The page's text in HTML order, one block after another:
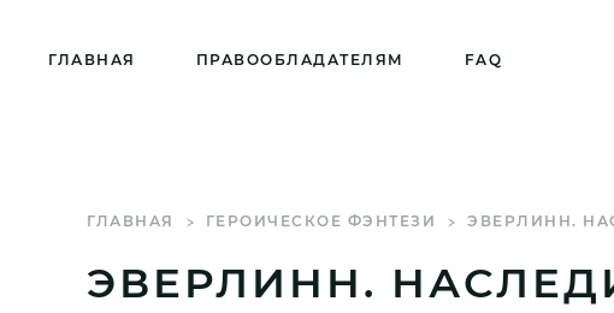
ГЛАВНАЯ ПРАВООБЛАДАТЕЛЯМ FAQ
ГЛАВНАЯ ГЕРОИЧЕСКОЕ ФЭНТЕЗИ ЭВЕРЛИНН.
ЭВЕРЛИНН.